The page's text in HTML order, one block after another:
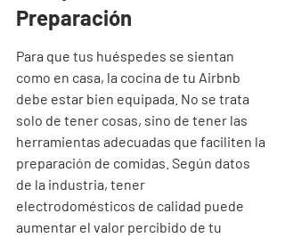
Preparación
Para que tus huéspedes se sientan
como en casa, la cocina de tu Airbnb
debe estar bien equipada. No se trata
solo de tener cosas, sino de tener las
herramientas adecuadas que faciliten la
preparación de comidas. Según datos
de la industria, tener
electrodomésticos de calidad puede
aumentar el valor percibido de tu